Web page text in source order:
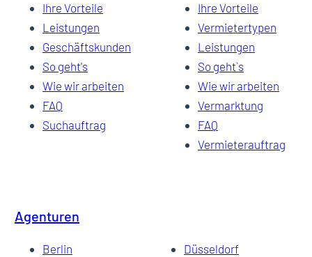
Ihre Vorteile
Leistungen
Geschäftskunden
So geht's
Wie wir arbeiten
FAQ
Suchauftrag
Ihre Vorteile
Vermietertypen
Leistungen
So geht`s
Wie wir arbeiten
Vermarktung
FAQ
Vermieterauftrag
Agenturen
Berlin
Düsseldorf